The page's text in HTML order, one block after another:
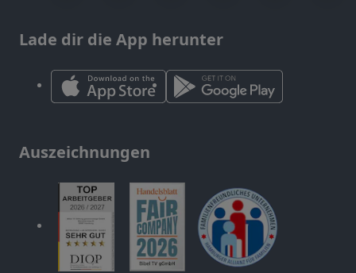
Lade dir die App herunter
Auszeichnungen